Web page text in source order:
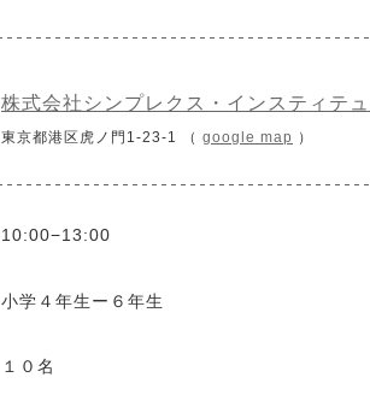
株式会社シンプレクス・インスティテ
東京都港区虎ノ門1-23-1 （ google map ）
10:00−13:00
小学４年生ー６年生
１０名